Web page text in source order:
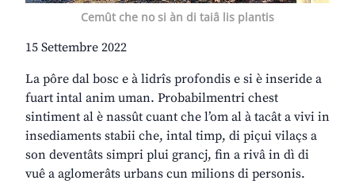
Cemût che no si àn di taiâ lis plantis
15 Settembre 2022
La pôre dal bosc e à lidrîs profondis e si è inseride a
fuart intal anim uman. Probabilmentri chest
sintiment al è nassût cuant che l’om al à tacât a vivi in
insediaments stabii che, intal timp, di piçui vilaçs a
son deventâts simpri plui grancj, fin a rivâ in dì di
vuê a aglomerâts urbans cun milions di personis.